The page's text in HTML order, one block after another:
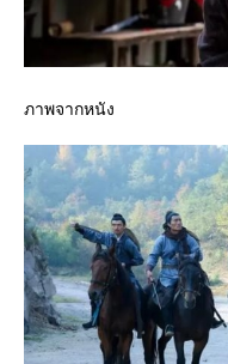
ภาพจากหนัง